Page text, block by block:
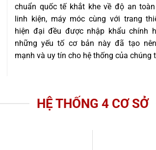
chuẩn quốc tế khắt khe về độ an
linh kiện, máy móc cùng với trang
hiện đại đều được nhập khẩu chính
những yếu tố cơ bản này đã tạo
mạnh và uy tín cho hệ thống của chúng
HỆ THỐNG 4 CƠ SỞ